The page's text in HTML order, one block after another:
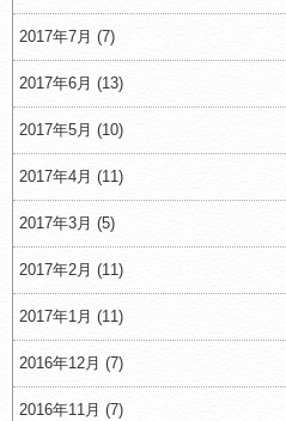
2017年7月 (7)
2017年6月 (13)
2017年5月 (10)
2017年4月 (11)
2017年3月 (5)
2017年2月 (11)
2017年1月 (11)
2016年12月 (7)
2016年11月 (7)